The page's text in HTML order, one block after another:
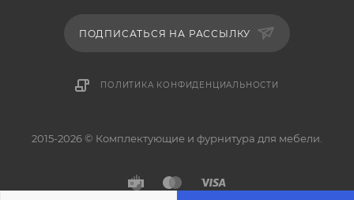
ПОДПИСАТЬСЯ НА РАССЫЛКУ
ПОЛИТИКА КОНФИДЕНЦИАЛЬНОСТИ
2015-2026 © Комплектующие и фурнитура для мебели.